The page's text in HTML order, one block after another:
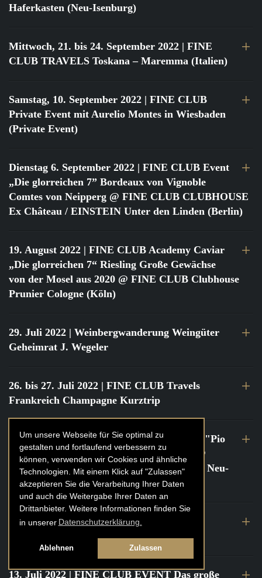
Um unsere Webseite für Sie optimal zu
gestalten und fortlaufend verbessern zu
können, verwenden wir Cookies und ähnliche
Technologien. Mit einem Klick auf "Zulassen"
akzeptieren Sie die Verarbeitung Ihrer Daten
und auch die Weitergabe Ihrer Daten an
Drittanbieter. Weitere Informationen finden Sie
in unserer Datenschutzerklärung.
Ablehnen Zulassen
Haferkasten (Neu-Isenburg)
Mittwoch, 21. bis 24. September 2022 | FINE
CLUB TRAVELS Toskana – Maremma (Italien)
Samstag, 10. September 2022 | FINE CLUB
Private Event mit Aurelio Montes in Wiesbaden
(Private Event)
Dienstag 6. September 2022 | FINE CLUB Event
„Die glorreichen 7” Bordeaux von Vignoble
Comtes von Neipperg @ FINE CLUB CLUBHOUSE
Ex Château / EINSTEIN Unter den Linden (Berlin)
19. August 2022 | FINE CLUB Academy Caviar
„Die glorreichen 7“ Riesling Große Gewächse
von der Mosel aus 2020 @ FINE CLUB Clubhouse
Prunier Cologne (Köln)
29. Juli 2022 | Weinbergwanderung Weingüter
Geheimrat J. Wegeler
26. bis 27. Juli 2022 | FINE CLUB Travels
Frankreich Champagne Kurztrip
22. Juli 2022| FINE CLUB Private Dinner "Pio
Cesare" mit Tochter Frederica Pio Boffa @
FINE CLUB Clubhouse Alter Haferkasten, Neu-
Isenburg
21. bis 22. Juli 2022| FINE CLUB Travels
Frankreich Burgund Kurztrip
13. Juli 2022 | FINE CLUB EVENT Das große